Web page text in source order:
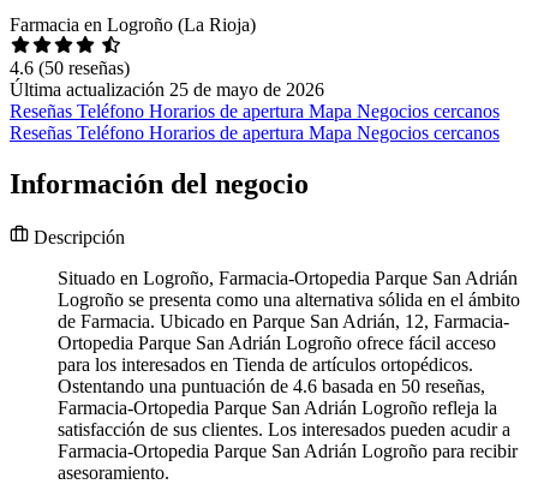
Farmacia en Logroño (La Rioja)
4.6 (50 reseñas)
Última actualización 25 de mayo de 2026
Reseñas Teléfono Horarios de apertura Mapa Negocios cercanos
Reseñas Teléfono Horarios de apertura Mapa Negocios cercanos
Información del negocio
Descripción
Situado en Logroño, Farmacia-Ortopedia Parque San Adrián
Logroño se presenta como una alternativa sólida en el ámbito
de Farmacia. Ubicado en Parque San Adrián, 12, Farmacia-
Ortopedia Parque San Adrián Logroño ofrece fácil acceso
para los interesados en Tienda de artículos ortopédicos.
Ostentando una puntuación de 4.6 basada en 50 reseñas,
Farmacia-Ortopedia Parque San Adrián Logroño refleja la
satisfacción de sus clientes. Los interesados pueden acudir a
Farmacia-Ortopedia Parque San Adrián Logroño para recibir
asesoramiento.